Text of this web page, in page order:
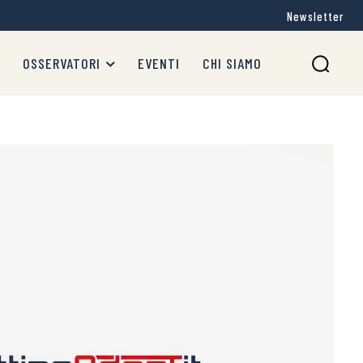
Newsletter
OSSERVATORI EVENTI CHI SIAMO